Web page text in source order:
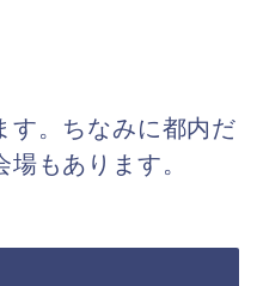
す。ちなみに都内だ
もあります。